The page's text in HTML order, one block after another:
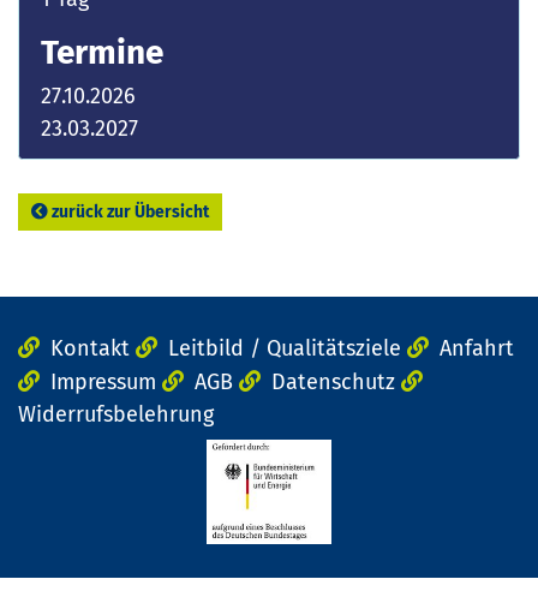
Termine
27.10.2026
23.03.2027
zurück zur Übersicht
Kontakt Leitbild / Qualitätsziele
Anfahrt
Impressum
AGB
Datenschutz
Widerrufsbelehrung